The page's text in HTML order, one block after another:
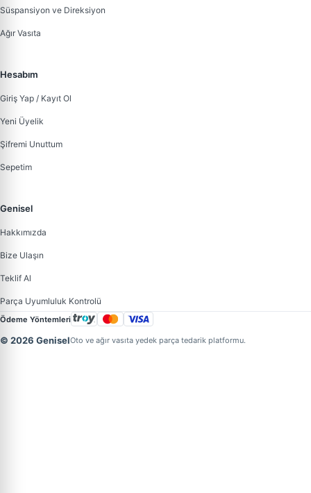
Süspansiyon ve Direksiyon
Ağır Vasıta
Hesabım
Giriş Yap / Kayıt Ol
Yeni Üyelik
Şifremi Unuttum
Sepetim
Genisel
Hakkımızda
Bize Ulaşın
Teklif Al
Parça Uyumluluk Kontrolü
Ödeme Yöntemleri
© 2026 GeniselOto ve ağır vasıta yedek parça tedarik platformu.